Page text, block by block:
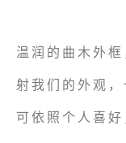
温润的曲木外
射我们的外观
可依照个人喜